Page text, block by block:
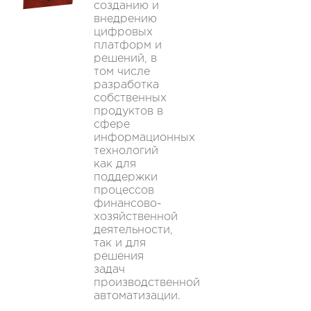
созданию и
внедрению
цифровых
платформ и
решений, в
том числе
разработка
собственных
продуктов в
сфере
информационных
технологий
как для
поддержки
процессов
финансово-
хозяйственной
деятельности,
так и для
решения
задач
производственной
автоматизации.